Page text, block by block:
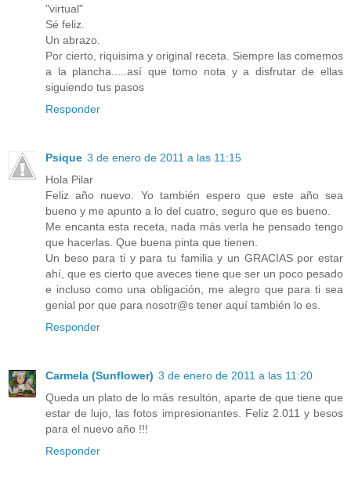
"virtual"
Sé feliz.
Un abrazo.
Por cierto, riquisima y original receta. Siempre las comemos
a la plancha.....así que tomo nota y a disfrutar de ellas
siguiendo tus pasos
Responder
Psique 3 de enero de 2011 a las 11:15
Hola Pilar
Feliz año nuevo. Yo también espero que este año sea
bueno y me apunto a lo del cuatro, seguro que es bueno.
Me encanta esta receta, nada más verla he pensado tengo
que hacerlas. Que buena pinta que tienen.
Un beso para ti y para tu familia y un GRACIAS por estar
ahí, que es cierto que aveces tiene que ser un poco pesado
e incluso como una obligación, me alegro que para ti sea
genial por que para nosotr@s tener aquí también lo es.
Responder
Carmela (Sunflower) 3 de enero de 2011 a las 11:20
Queda un plato de lo más resultón, aparte de que tiene que
estar de lujo, las fotos impresionantes. Feliz 2.011 y besos
para el nuevo año !!!
Responder